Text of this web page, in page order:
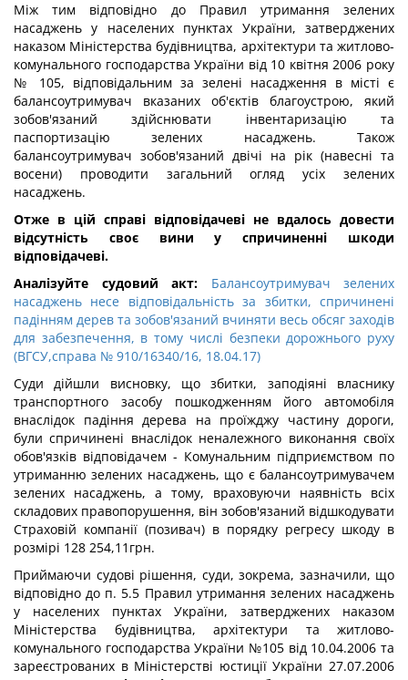
Між тим відповідно до Правил утримання зелених
насаджень у населених пунктах України, затверджених
наказом Міністерства будівництва, архітектури та житлово-
комунального господарства України від 10 квітня 2006 року
№ 105, відповідальним за зелені насадження в місті є
балансоутримувач вказаних об'єктів благоустрою, який
зобов'язаний здійснювати інвентаризацію та
паспортизацію зелених насаджень. Також
балансоутримувач зобов'язаний двічі на рік (навесні та
восени) проводити загальний огляд усіх зелених
насаджень.
Отже в цій справі відповідачеві не вдалось довести
відсутність своє вини у спричиненні шкоди
відповідачеві.
Аналізуйте судовий акт:
Балансоутримувач зелених
насаджень несе відповідальність за збитки, спричинені
падінням дерев та зобов'язаний вчиняти весь обсяг заходів
для забезпечення, в тому числі безпеки дорожнього руху
(ВГСУ,справа № 910/16340/16, 18.04.17)
Суди дійшли висновку, що збитки, заподіяні власнику
транспортного засобу пошкодженням його автомобіля
внаслідок падіння дерева на проїжджу частину дороги,
були спричинені внаслідок неналежного виконання своїх
обов'язків відповідачем - Комунальним підприємством по
утриманню зелених насаджень, що є балансоутримувачем
зелених насаджень, а тому, враховуючи наявність всіх
складових правопорушення, він зобов'язаний відшкодувати
Страховій компанії (позивач) в порядку регресу шкоду в
розмірі 128 254,11грн.
Приймаючи судові рішення, суди, зокрема, зазначили, що
відповідно до п. 5.5 Правил утримання зелених насаджень
у населених пунктах України, затверджених наказом
Міністерства будівництва, архітектури та житлово-
комунального господарства України №105 від 10.04.2006 та
зареєстрованих в Міністерстві юстиції України 27.07.2006